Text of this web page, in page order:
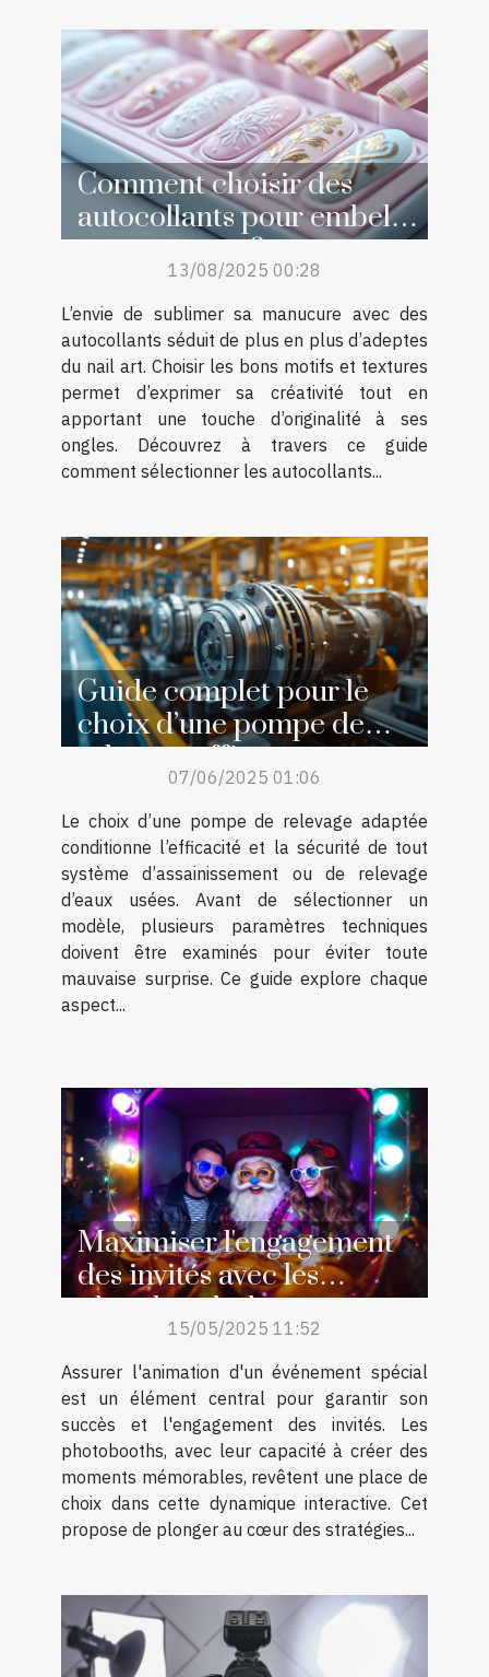
Comment choisir des
autocollants pour embellir
sa manucure ?
13/08/2025 00:28
L’envie de sublimer sa manucure avec des
autocollants séduit de plus en plus d’adeptes
du nail art. Choisir les bons motifs et textures
permet d’exprimer sa créativité tout en
apportant une touche d’originalité à ses
ongles. Découvrez à travers ce guide
comment sélectionner les autocollants...
Guide complet pour le
choix d’une pompe de
relevage efficace
07/06/2025 01:06
Le choix d’une pompe de relevage adaptée
conditionne l’efficacité et la sécurité de tout
système d’assainissement ou de relevage
d’eaux usées. Avant de sélectionner un
modèle, plusieurs paramètres techniques
doivent être examinés pour éviter toute
mauvaise surprise. Ce guide explore chaque
aspect...
Maximiser l'engagement
des invités avec les
photobooths lors
d'événements spéciaux
15/05/2025 11:52
Assurer l'animation d'un événement spécial
est un élément central pour garantir son
succès et l'engagement des invités. Les
photobooths, avec leur capacité à créer des
moments mémorables, revêtent une place de
choix dans cette dynamique interactive. Cet
propose de plonger au cœur des stratégies...